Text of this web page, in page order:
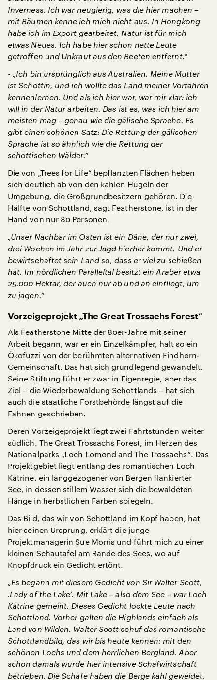
Inverness. Ich war neugierig, was die hier machen –
mit Bäumen kenne ich mich nicht aus. In Hongkong
habe ich im Export gearbeitet, Natur ist für mich
etwas Neues. Ich habe hier schon nette Leute
getroffen und Unkraut aus den Beeten entfernt.“
- „Ich bin ursprünglich aus Australien. Meine Mutter
ist Schottin, und ich wollte das Land meiner Vorfahren
kennenlernen. Und als ich hier war, war mir klar: ich
will in der Natur arbeiten. Das ist es, was ich hier am
meisten mag – genau wie die gälische Sprache. Es
gibt einen schönen Satz: Die Rettung der gälischen
Sprache ist so ähnlich wie die Rettung der
schottischen Wälder.“
Die von „Trees for Life“ bepflanzten Flächen heben
sich deutlich ab von den kahlen Hügeln der
Umgebung, die Großgrundbesitzern gehören. Die
Hälfte von Schottland, sagt Featherstone, ist in der
Hand von nur 80 Personen.
„Unser Nachbar im Osten ist ein Däne, der nur zwei,
drei Wochen im Jahr zur Jagd hierher kommt. Und er
bewirtschaftet sein Land so, dass er viel zu schießen
hat. Im nördlichen Paralleltal besitzt ein Araber etwa
25.000 Hektar, der auch nur ab und an einfliegt, um
zu jagen.“
Vorzeigeprojekt „The Great Trossachs Forest“
Als Featherstone Mitte der 80er-Jahre mit seiner
Arbeit begann, war er ein Einzelkämpfer, halt so ein
Ökofuzzi von der berühmten alternativen Findhorn-
Gemeinschaft. Das hat sich grundlegend gewandelt.
Seine Stiftung führt er zwar in Eigenregie, aber das
Ziel – die Wiederbewaldung Schottlands – hat sich
auch die staatliche Forstbehörde längst auf die
Fahnen geschrieben.
Deren Vorzeigeprojekt liegt zwei Fahrtstunden weiter
südlich. The Great Trossachs Forest, im Herzen des
Nationalparks „Loch Lomond and The Trossachs“. Das
Projektgebiet liegt entlang des romantischen Loch
Katrine, ein langgezogener von Bergen flankierter
See, in dessen stillem Wasser sich die bewaldeten
Hänge in herbstlichen Farben spiegeln.
Das Bild, das wir von Schottland im Kopf haben, hat
hier seinen Ursprung, erklärt die junge
Projektmanagerin Sue Morris und führt mich zu einer
kleinen Schautafel am Rande des Sees, wo auf
Knopfdruck ein Gedicht ertönt.
„Es begann mit diesem Gedicht von Sir Walter Scott,
‚Lady of the Lake‘. Mit Lake – also dem See – war Loch
Katrine gemeint. Dieses Gedicht lockte Leute nach
Schottland. Vorher galten die Highlands einfach als
Land von Wilden. Walter Scott schuf das romantische
Schottlandbild, das wir bis heute kennen: mit den
schönen Lochs und dem herrlichen Bergland. Aber
schon damals wurde hier intensive Schafwirtschaft
betrieben. Die Schafe haben die Berge kahl geweidet.